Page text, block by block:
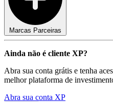
Marcas Parceiras
Ainda não é cliente XP?
Abra sua conta grátis e tenha
melhor plataforma de
Abra sua conta XP